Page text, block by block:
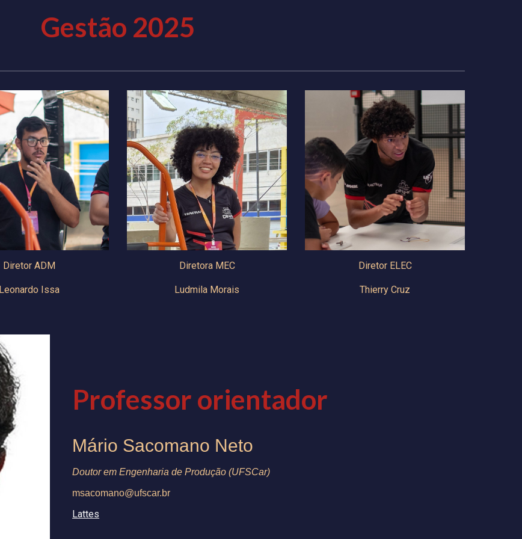
Gestão 2025
Diretor ADM
Leonardo Issa
Diretora MEC
Ludmila Morais
Diretor ELEC
Thierry Cruz
Professor orientador
Mário Sacomano Neto
Doutor em Engenharia de Produção (UFSCar)
msacomano@ufscar.br
Lattes